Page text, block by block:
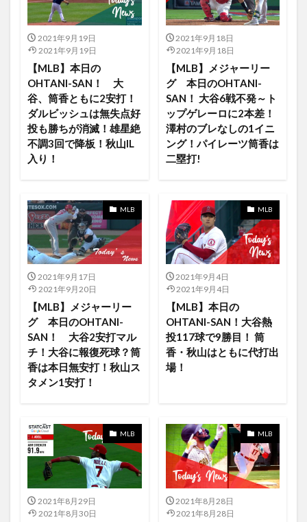
AppleMusic
FAMILY final season
abiimo
JAWS
Island In the Sun
iTunes
iTunesギフトカード
J-POP
Jack Mayfield
japan PopCulture
japanese
Jo Adell iPodsPro
Jose iglesias
jose-mota
Joshua Bassett
JSPORTS
JSPORTS スカパー JCOM
jujutsukaisen
jujutukaisen
July June
Isaac Asimov
iPad Macbook iPod touch
iPad OS15
iPad Pro
iPad Pro12.9インチ
iPadair4
iPhone13Pro
iPadmini
iPadOS14 iPadPro
iPadタブレット
iPad第8世代iPad第4世代
iPhne13
iPhone
iPhone12
jxdn
Jリーグ
intel版Mac
macOS LOTR
Love Fame Tragedy
lovely the band
lucasfilms m
M1チップ
Mac
Mac Apple TV
Mac Catalyst
MacOS Monterey
Mariners
Mariners マリナーズ菊池
LOST IN PARADISE（feat。AKLO）
Loki
K-NEXT
Kurt Suzuki
K-POP KennyHoopla
Keynote
keyword
kikuchi Rays
Kindle
2021年9月19日
2021年9月19日
【MLB】本日の
OHTANI-SAN！ 大
谷、筒香ともに2安打！
ダルビッシュは無失点好
投も勝ちが消滅！雄星絶
不調3回で降板！秋山IL
入り！
2021年9月18日
2021年9月18日
【MLB】メジャーリー
グ 本日のOHTANI-
SAN！ 大谷6戦不発～ト
ップゲレーロに2本差！
澤村のブレなしの1イニ
ング！パイレーツ筒香は
二塁打!
MLB
2021年9月17日
2021年9月20日
【MLB】メジャーリー
グ 本日のOHTANI-
SAN！ 大谷2安打マル
チ！大谷に報復死球？筒
香は本日無安打！秋山ス
タメン1安打！
MLB
2021年9月4日
2021年9月4日
【MLB】本日の
OHTANI-SAN！大谷熱
投117球で9勝目！ 筒
香・秋山はともに代打出
場！
MLB
2021年8月29日
2021年8月30日
MLB
2021年8月28日
2021年8月28日